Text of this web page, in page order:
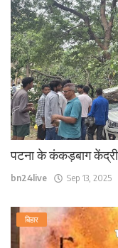
पटना के कंकड़बाग
bn24live Sep 13, 2025
बिहार